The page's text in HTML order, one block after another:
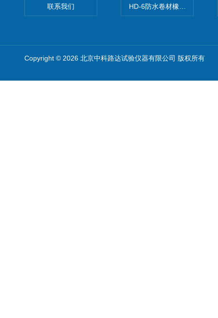
联系我们 HD-6防水卷材橡胶测厚仪
Copyright © 2026 北京中科路达试验仪器有限公司 版权所有